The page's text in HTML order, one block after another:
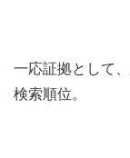
一応証拠として、
検索順位。